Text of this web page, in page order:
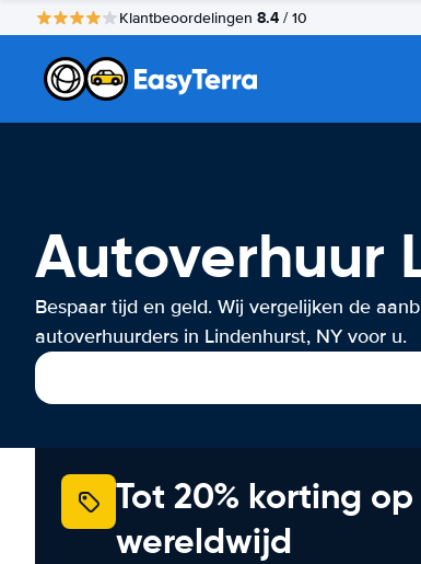
Klantbeoordelingen 8.4 / 10
Autoverhuur
Bespaar tijd en geld. Wij vergelijken de
autoverhuurders in Lindenhurst, NY voor u.
Tot 20% korting
wereldwijd